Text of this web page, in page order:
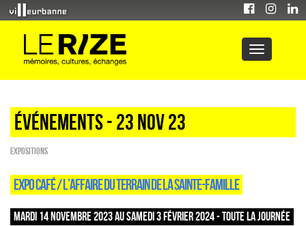
Événements - 23 Nov 23
EXPOSITIONS
EXPO CAFÉ / L’AFFAIRE DU TERRAIN DE LA SAINTE-FAMILLE
MARDI 14 NOVEMBRE 2023 AU SAMEDI 3 FÉVRIER 2024 - TOUTE LA JOURNÉE